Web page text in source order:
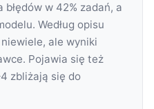
w 42% zadań, a
Według opisu
ale wyniki
Pojawia się też
zbliżają się do